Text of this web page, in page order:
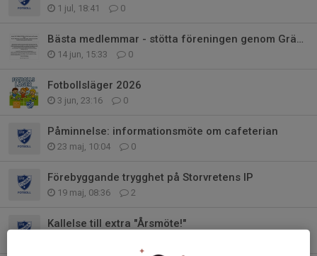
1 jul, 18:41 0
Bästa medlemmar - stötta föreningen genom Gräsroten.
14 jun, 15:33 0
Fotbollsläger 2026
3 jun, 23:16 0
Påminnelse: informationsmöte om cafeterian
23 maj, 10:04 0
Förebyggande trygghet på Storvretens IP
19 maj, 08:36 2
Kallelse till extra "Årsmöte!"